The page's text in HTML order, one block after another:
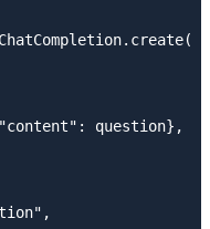
question},